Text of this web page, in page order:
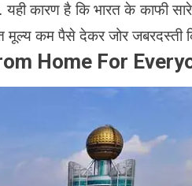
कारण है कि भारत के काफी
मूल्य कम पैसे देकर जोर
Home For